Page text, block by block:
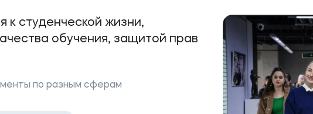
студенческой жизни,
обучения, защитой прав
по разным сферам